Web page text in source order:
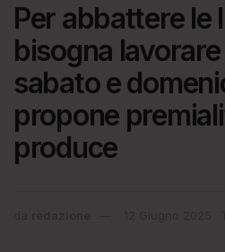
Per abbattere le
bisogna
sabato e
propone
produce